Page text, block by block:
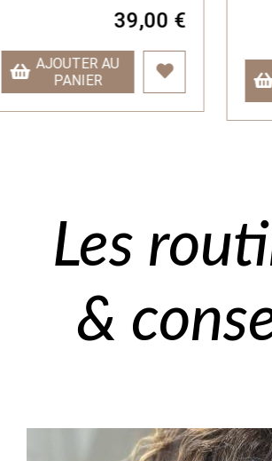
39,00 €
AJOUTER AU
PANIER
Les
&